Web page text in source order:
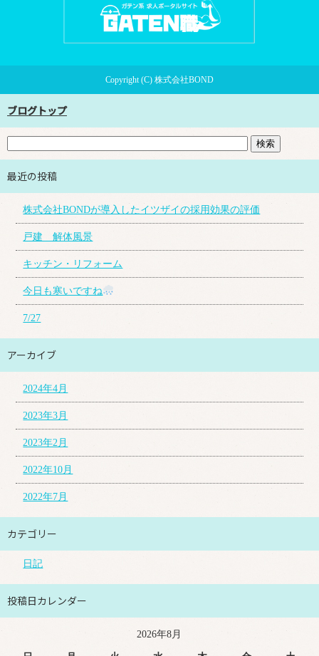
Copyright (C) 株式会社BOND
ブログトップ
最近の投稿
株式会社BONDが導入したイツザイの採用効果の評価
戸建 解体風景
キッチン・リフォーム
今日も寒いですね
7/27
アーカイブ
2024年4月
2023年3月
2023年2月
2022年10月
2022年7月
カテゴリー
日記
投稿日カレンダー
2026年8月